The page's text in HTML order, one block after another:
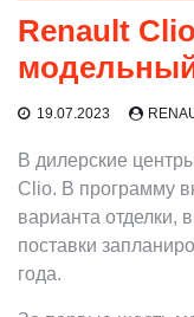
Renault
модельный
19.07.2023
В дилерские
Clio. В программу
варианта отделки,
поставки
года.